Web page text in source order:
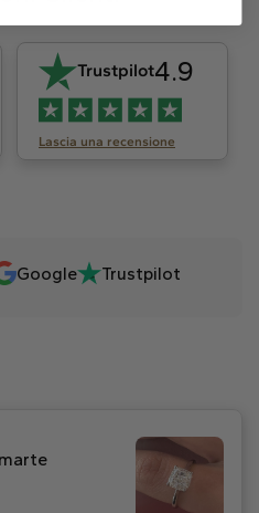
Trustpilot4.9
Lascia una recensione
Google Trustpilot